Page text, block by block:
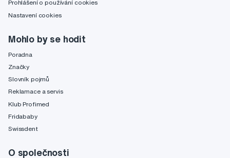
Prohlášení o používání cookies
Nastavení cookies
Mohlo by se hodit
Poradna
Značky
Slovník pojmů
Reklamace a servis
Klub Profimed
Fridababy
Swissdent
O společnosti